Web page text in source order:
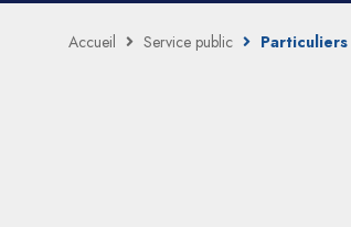
Accueil Service public Particuliers